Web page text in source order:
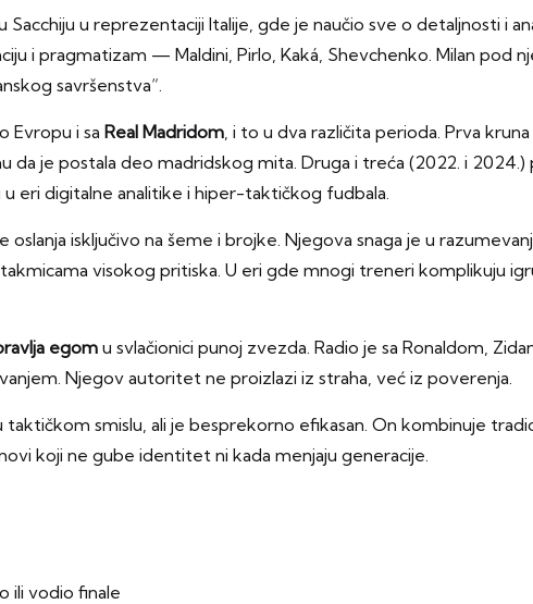
u reprezentaciji Italije, gde je naučio sve o detaljnosti i
i pragmatizam — Maldini, Pirlo, Kaká, Shevchenko. Milan pod
savršenstva“.
Evropu i sa Real Madridom, i to u dva različita perioda. Prva
da je postala deo madridskog mita. Druga i treća (2022. i
eri digitalne analitike i hiper-taktičkog fudbala.
isključivo na šeme i brojke. Njegova snaga je u
visokog pritiska. U eri gde mnogi treneri komplikuju
egom u svlačionici punoj zvezda. Radio je sa Ronaldom,
Njegov autoritet ne proizlazi iz straha, već iz poverenja.
smislu, ali je besprekorno efikasan. On kombinuje
koji ne gube identitet ni kada menjaju generacije.
ili vodio finale